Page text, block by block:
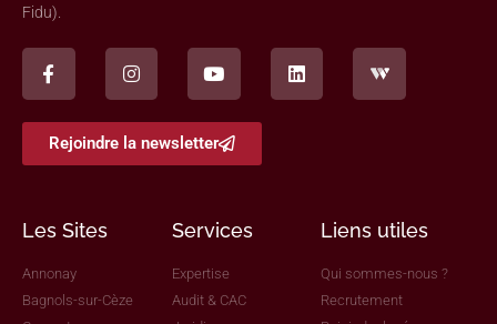
Fidu).
Rejoindre la newsletter
Les Sites
Annonay
Bagnols-sur-Cèze
Services
Expertise
Audit & CAC
Liens utiles
Qui sommes-nous ?
Recrutement